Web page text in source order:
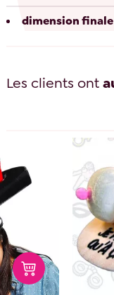
dimension finale
Les clients ont